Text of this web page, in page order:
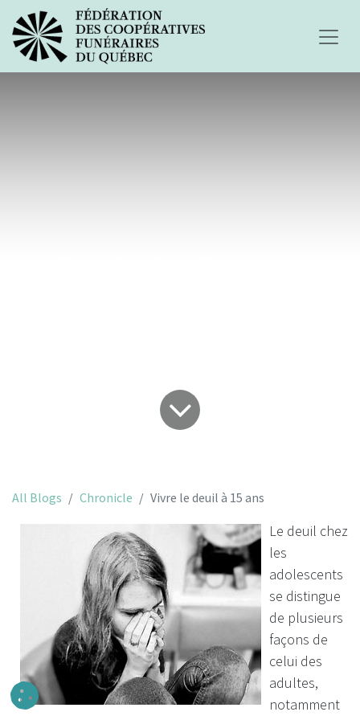
All Blogs Chronicle Vivre le deuil à 15 ans
Le deuil chez
les
adolescents
se distingue
de plusieurs
façons de
celui des
adultes,
notamment